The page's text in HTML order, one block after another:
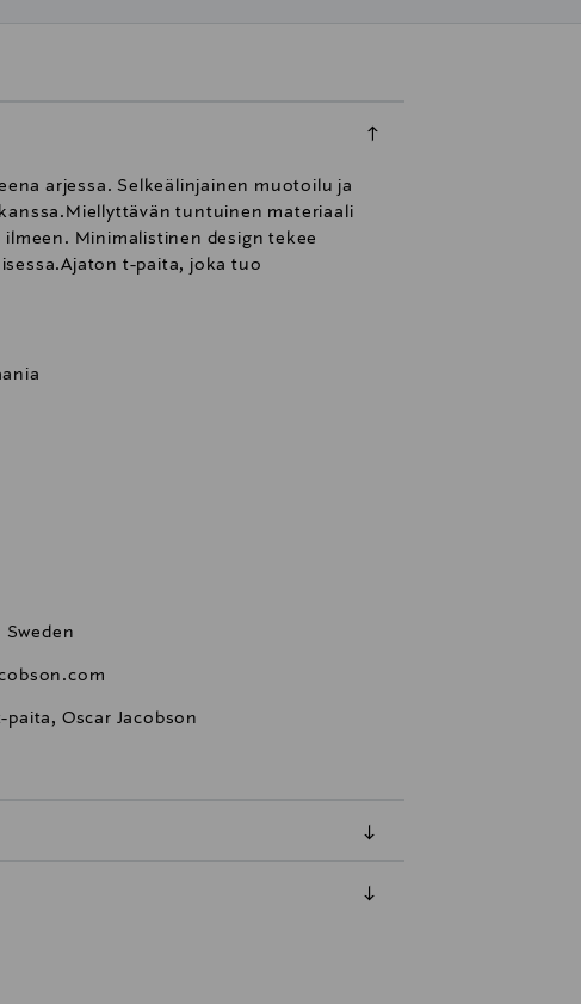
arjessa. Selkeälinjainen muotoilu ja
tuntuinen materiaali
Minimalistinen design tekee
t-paita, joka tuo
Sweden
Oscar Jacobson